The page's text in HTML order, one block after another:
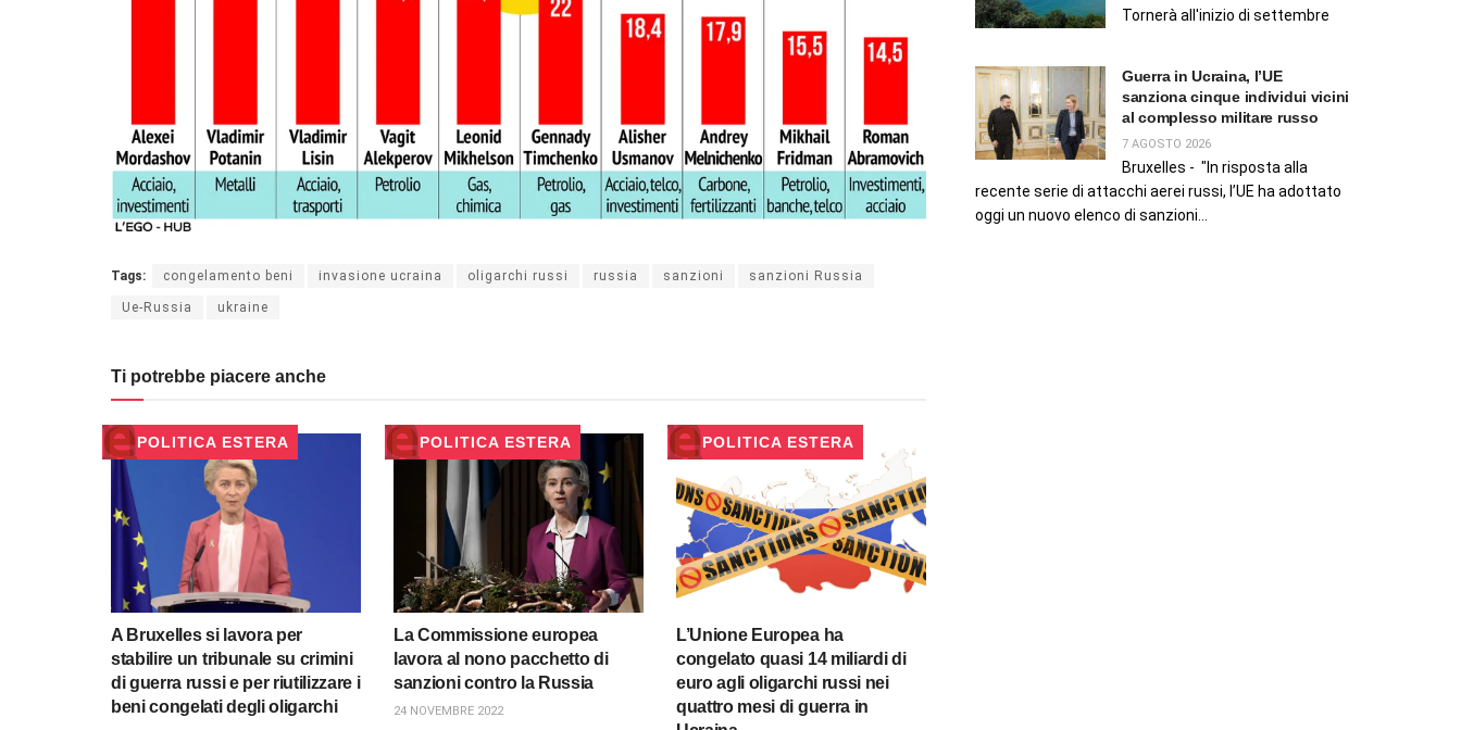
Tags: congelamento beni invasione ucraina oligarchi russi russia sanzioni sanzioni Russia
Ue-Russia ukraine
Ti potrebbe piacere anche
POLITICA ESTERA
A Bruxelles si lavora per
stabilire un tribunale su crimini
di guerra russi e per riutilizzare i
beni congelati degli oligarchi
POLITICA ESTERA
La Commissione europea
lavora al nono pacchetto di
sanzioni contro la Russia
24 NOVEMBRE 2022
POLITICA ESTERA
L’Unione Europea ha
congelato quasi 14 miliardi di
euro agli oligarchi russi nei
quattro mesi di guerra in
Tornerà all'inizio di settembre
Guerra in Ucraina, l’UE
sanziona cinque individui vicini
al complesso militare russo
7 AGOSTO 2026
Bruxelles - "In risposta alla
recente serie di attacchi aerei russi, l’UE ha adottato
oggi un nuovo elenco di sanzioni...